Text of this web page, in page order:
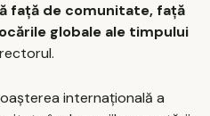
față de comunitate, față
globale ale timpului
internațională a